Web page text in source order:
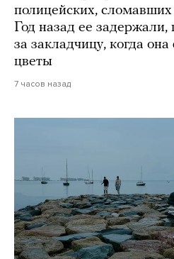
полицейских, сломавших
Год назад ее задержали,
за закладчицу, когда
цветы
7 часов назад